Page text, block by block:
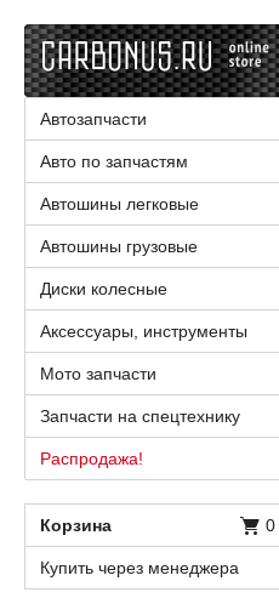
Автозапчасти
Авто по запчастям
Автошины легковые
Автошины грузовые
Диски колесные
Аксессуары, инструменты
Мото запчасти
Запчасти на спецтехнику
Распродажа!
Корзина 0
Купить через менеджера